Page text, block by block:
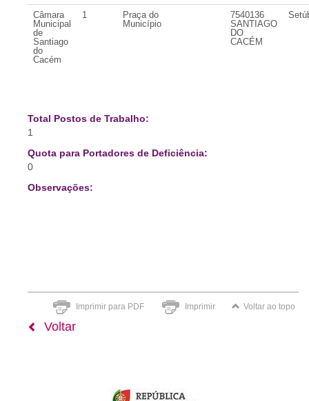
Câmara
Municipal
de
Santiago
do
Cacém
1
Praça do
Município
7540136
SANTIAGO
DO
CACÉM
Total Postos de Trabalho:
1
Quota para Portadores de Deficiência:
0
Observações:
Imprimir para PDF Imprimir Voltar ao topo
Voltar